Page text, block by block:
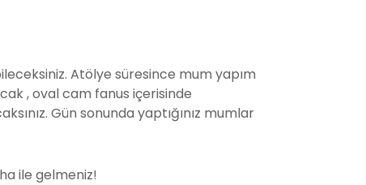
Atölye süresince mum yapım
, oval cam fanus içerisinde
Gün sonunda yaptığınız mumlar
ile gelmeniz!